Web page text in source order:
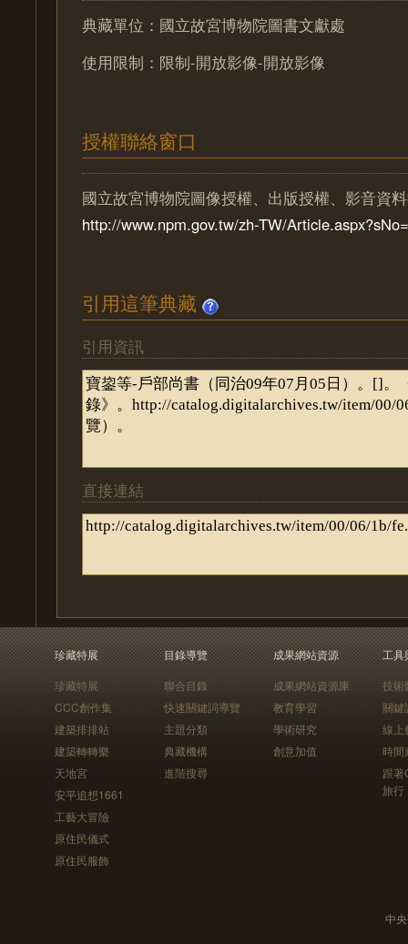
典藏單位：國立故宮博物院圖書文獻處
使用限制：限制-開放影像-開放影像
授權聯絡窗口
國立故宮博物院圖像授權、出版授權、影音資
http://www.npm.gov.tw/zh-TW/
引用這筆典藏
引用資訊
直接連結
珍藏特展
珍藏特展
CCC創作集
建築排排站
建築轉轉樂
天地宮
安平追想1661
工藝大冒險
原住民儀式
原住民服飾
目錄導覽
聯合目錄
快速關鍵詞導覽
主題分類
典藏機構
進階搜尋
成果網站資源
成果網站資源庫
教育學習
學術研究
創意加值
工具
技術
關鍵
線上
時間
跟
旅行
中